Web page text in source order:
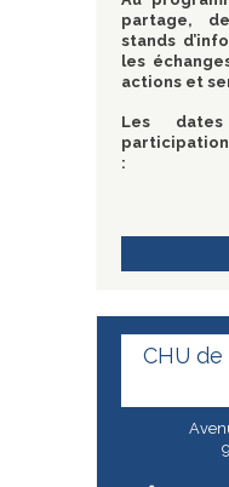
partage,
stands
les
actions et
Les
:
CHU